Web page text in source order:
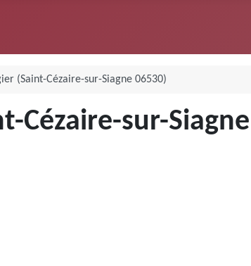
(Saint-Cézaire-sur-Siagne 06530)
Cézaire-sur-